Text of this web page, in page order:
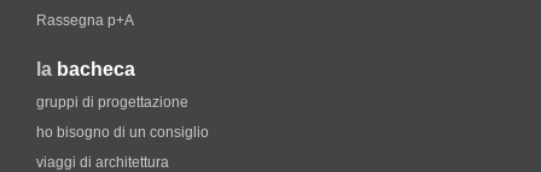
Rassegna p+A
la bacheca
gruppi di progettazione
ho bisogno di un consiglio
viaggi di architettura